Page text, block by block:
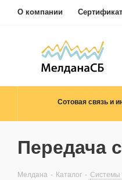
О компании
Сотовая связь и
Передача
Мелдана - Каталог - Системы